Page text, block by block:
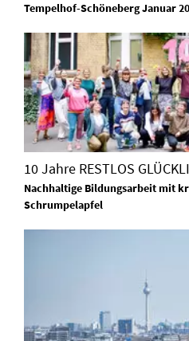
Tempelhof-Schöneberg Januar
10 Jahre RESTLOS
Nachhaltige Bildungsarbeit mit
Schrumpelapfel